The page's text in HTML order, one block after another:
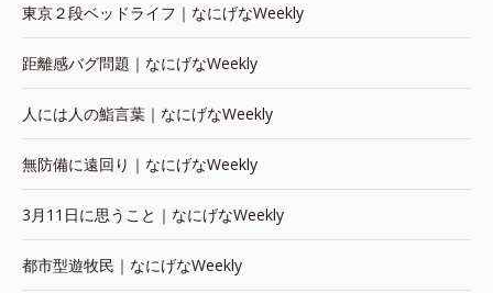
東京２段ベッドライフ｜なにげなWeekly
距離感バグ問題｜なにげなWeekly
人には人の鮨言葉｜なにげなWeekly
無防備に遠回り｜なにげなWeekly
3月11日に思うこと｜なにげなWeekly
都市型遊牧民｜なにげなWeekly